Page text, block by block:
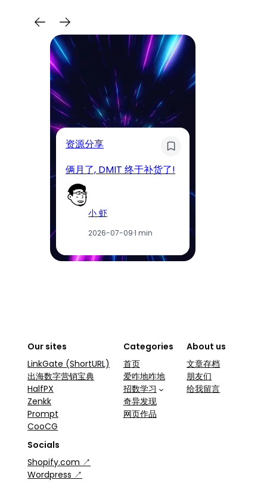
资源分享
俩月了, DMIT 终于补货了!
小 虾
2026-07-09·1 min
Our sites
LinkGate (ShortURL)
出海数字营销宝典
HalfPX
Zenkk
Prompt
CooCG
Categories
首页
爱咋地咋地
招数学习
奇异发现
网页作品
About us
文章存档
朋友们
给我留言
Socials
Shopify.com ↗
Wordpress ↗